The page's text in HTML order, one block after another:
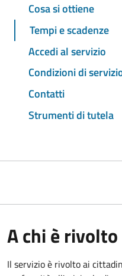
Cosa si ottiene
Tempi e scadenze
Accedi al servizio
Condizioni di
Contatti
Strumenti di tutela
A chi è rivolto
Il servizio è rivolto ai